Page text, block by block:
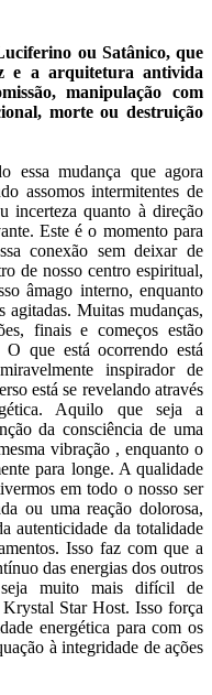
ou Satânico, que
e a arquitetura antivida
manipulação com
morte ou destruição
essa mudança que agora
assomos intermitentes de
incerteza quanto à direção
Este é o momento para
conexão sem deixar de
de nosso centro espiritual,
âmago interno, enquanto
agitadas. Muitas mudanças,
finais e começos estão
O que está ocorrendo está
inspirador de
está se revelando através
Aquilo que seja a
da consciência de uma
vibração , enquanto o
para longe. A qualidade
em todo o nosso ser
ou uma reação dolorosa,
autenticidade da totalidade
Isso faz com que a
das energias dos outros
muito mais difícil de
Star Host. Isso força
energética para com os
à integridade de ações